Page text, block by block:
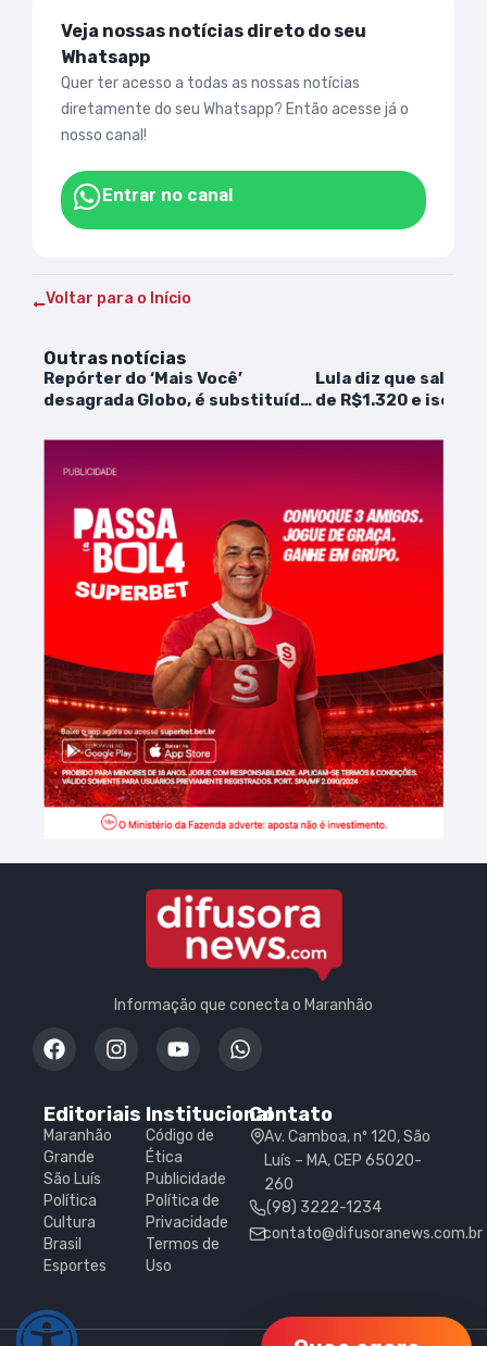
Veja nossas notícias direto do seu
Whatsapp
Quer ter acesso a todas as nossas notícias
diretamente do seu Whatsapp? Então acesse já o
nosso canal!
Entrar no canal
Voltar para o Início
Outras notícias
Repórter do ‘Mais Você’
desagrada Globo, é substituído
Lula diz que salário
de R$1.320 e
Informação que conecta o Maranhão
Editoriais
Maranhão
Grande
São Luís
Política
Cultura
Brasil
Esportes
Institucional
Código de
Ética
Publicidade
Política de
Privacidade
Termos de
Uso
Contato
Av. Camboa, nº 120, São
Luís – MA, CEP 65020-
260
(98) 3222-1234
contato@difusoranews.com.br